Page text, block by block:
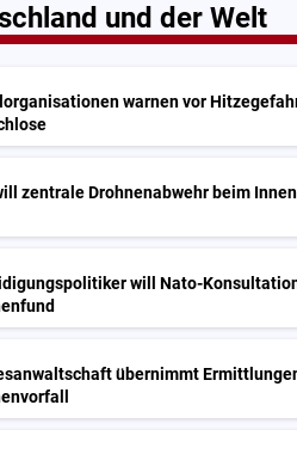
und der Welt
warnen vor
zentrale Drohnenabwehr beim
will Nato-
übernimmt